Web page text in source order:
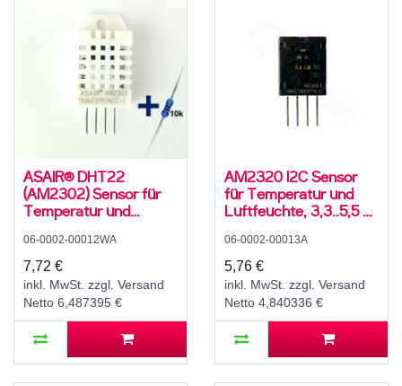
ASAIR® DHT22
(AM2302) Sensor für
Temperatur und
0..99,9 ± 2 % rH,
-40..80 ± 1 °C, mit 10K
Widerstand und
Anleitung
06-0002-00012WA
7,72 €
inkl. MwSt. zzgl. Versand
Netto 6,487395 €
AM2320 I2C Sensor
für Temperatur und
Luftfeuchte, 3,3..5,5 V,
-40..80 ± 1 °C
06-0002-00013A
5,76 €
inkl. MwSt. zzgl. Versand
Netto 4,840336 €